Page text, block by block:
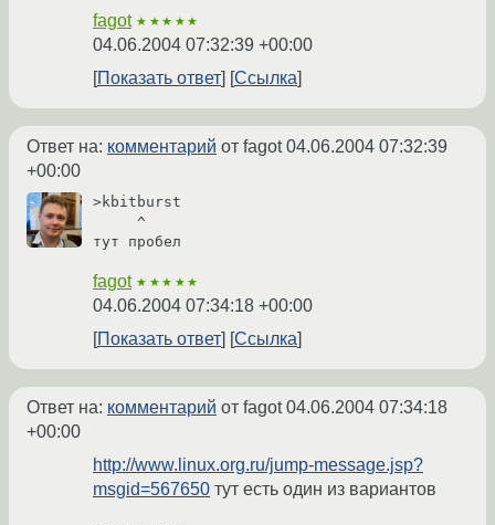
fagot ★★★★★
04.06.2004 07:32:39 +00:00
Показать ответ
Ссылка
Ответ на: комментарий от fagot04.06.2004 07:32:39
+00:00
>kbitburst
тут пробел
fagot ★★★★★
04.06.2004 07:34:18 +00:00
Показать ответ
Ссылка
Ответ на: комментарий от fagot04.06.2004 07:34:18
+00:00
http://www.linux.org.ru/jump-message.jsp?
msgid=567650 тут есть один из вариантов